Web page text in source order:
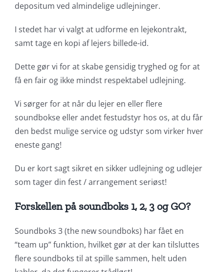
depositum ved almindelige udlejninger.
I stedet har vi valgt at udforme en lejekontrakt,
samt tage en kopi af lejers billede-id.
Dette gør vi for at skabe gensidig tryghed og for at
få en fair og ikke mindst respektabel udlejning.
Vi sørger for at når du lejer en eller flere
soundbokse eller andet festudstyr hos os, at du får
den bedst mulige service og udstyr som virker hver
eneste gang!
Du er kort sagt sikret en sikker udlejning og udlejer
som tager din fest / arrangement seriøst!
Forskellen på soundboks 1, 2, 3 og GO?
Soundboks 3 (the new soundboks) har fået en
“team up” funktion, hvilket gør at der kan tilsluttes
flere soundboks til at spille sammen, helt uden